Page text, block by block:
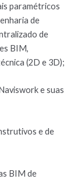
paramétricos
de
de
BIM,
(2D e 3D);
e suas
e de
BIM de